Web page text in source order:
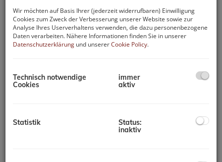
Da ich das erste Mal eine Immobilie gekauft habe,
hatte ich viele Fragen, die alle mit viel Fachwissen
genauestens beantwortet wurden. Unkomplizierte
Terminvereinbarung, sehr freundlich+flexibel. Durch
Die Unterlagen waren sorgfältig aufbereitet, die
aussagekräftigen Fotos und besonders das Video
A.G. aus 1210 Wien
Wir möchten auf Basis Ihrer (jederzeit widerrufbaren) Einwilligung
Cookies zum Zweck der Verbesserung unserer Website sowie zur
Analyse Ihres Userverhaltens verwenden, die dazu personenbezogene
Daten verarbeiten. Nähere Informationen finden Sie in unserer
Datenschutzerklärung und unsererCookie Policy.
Technisch notwendige
Cookies
immer
aktiv
Statistik
Status:
inaktiv